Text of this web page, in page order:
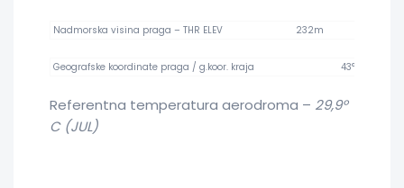
Nadmorska visina praga – THR ELEV 232m 762
Geografske koordinate praga / g.koor. kraja 43°33’28.37” N,
Referentna temperatura aerodroma – 29,9º
C (JUL)